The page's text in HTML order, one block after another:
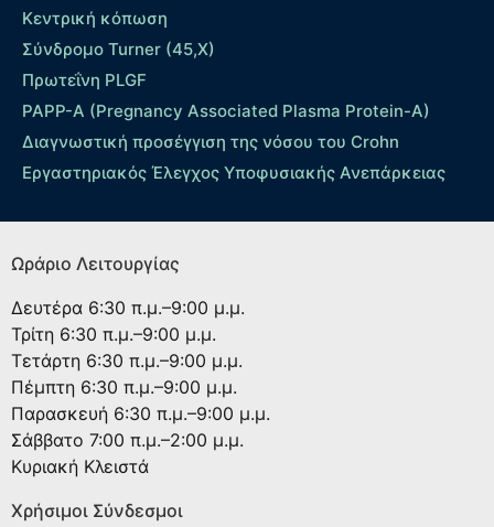
Κεντρική κόπωση
Σύνδρομο Turner (45,X)
Πρωτεΐνη PLGF
PAPP-A (Pregnancy Associated Plasma Protein-A)
Διαγνωστική προσέγγιση της νόσου του Crohn
Εργαστηριακός Έλεγχος Υποφυσιακής Ανεπάρκειας
Ωράριο Λειτουργίας
Δευτέρα 6:30 π.μ.–9:00 μ.μ.
Τρίτη 6:30 π.μ.–9:00 μ.μ.
Τετάρτη 6:30 π.μ.–9:00 μ.μ.
Πέμπτη 6:30 π.μ.–9:00 μ.μ.
Παρασκευή 6:30 π.μ.–9:00 μ.μ.
Σάββατο 7:00 π.μ.–2:00 μ.μ.
Κυριακή Κλειστά
Χρήσιμοι Σύνδεσμοι